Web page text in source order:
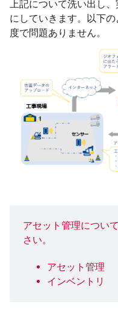
上記について洗い出し
にしていきます。以下
度で問題ありません。
アセット管理につい
さい。
アセット管理
インベントリ